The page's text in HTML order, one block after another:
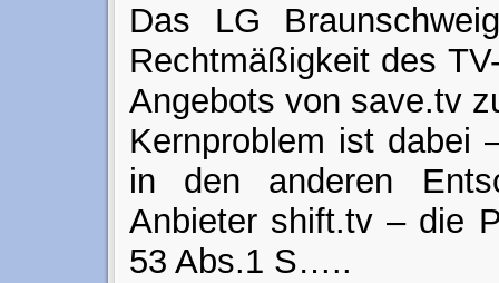
Das LG
Rechtmäßigkeit des
Angebots von save.tv
Kernproblem ist dabei
in den anderen
Anbieter shift.tv – die
53 Abs.1 S…..